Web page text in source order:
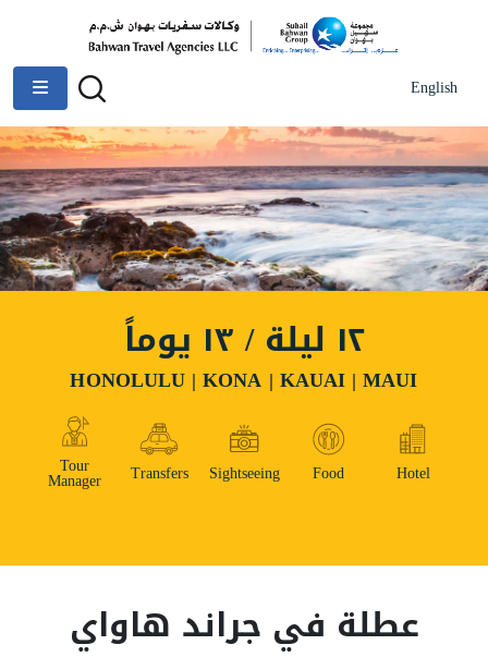
English
١٢ ليلة / ١٣ يوماً
HONOLULU | KONA | KAUAI | MAUI
Hotel
Food
Sightseeing
Transfers
Tour
Manager
عطلة في جراند هاواي